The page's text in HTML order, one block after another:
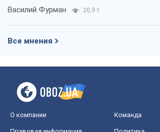
Василий Фурман 20,9 т.
Все мнения
О компании Команда